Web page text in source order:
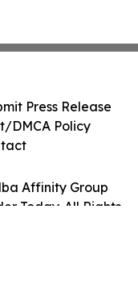
Affinity Group
Today. All Rights
Press Release
DMCA Policy